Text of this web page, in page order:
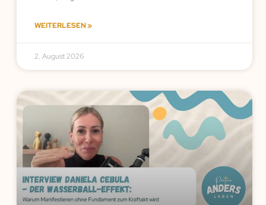
WEITERLESEN »
2. August 2026